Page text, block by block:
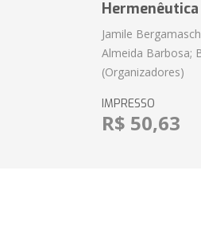
Jamile
Almeida Barbosa;
(Organizadores)
IMPRESSO
R$ 50,63